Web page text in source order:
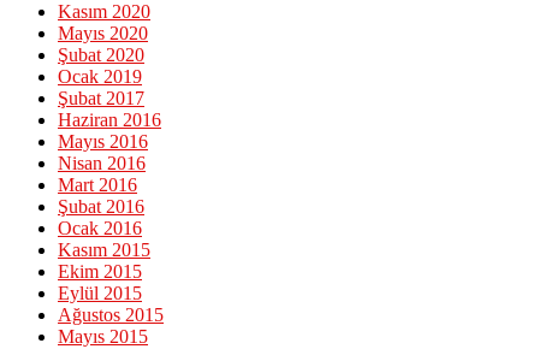
Kasım 2020
Mayıs 2020
Şubat 2020
Ocak 2019
Şubat 2017
Haziran 2016
Mayıs 2016
Nisan 2016
Mart 2016
Şubat 2016
Ocak 2016
Kasım 2015
Ekim 2015
Eylül 2015
Ağustos 2015
Mayıs 2015